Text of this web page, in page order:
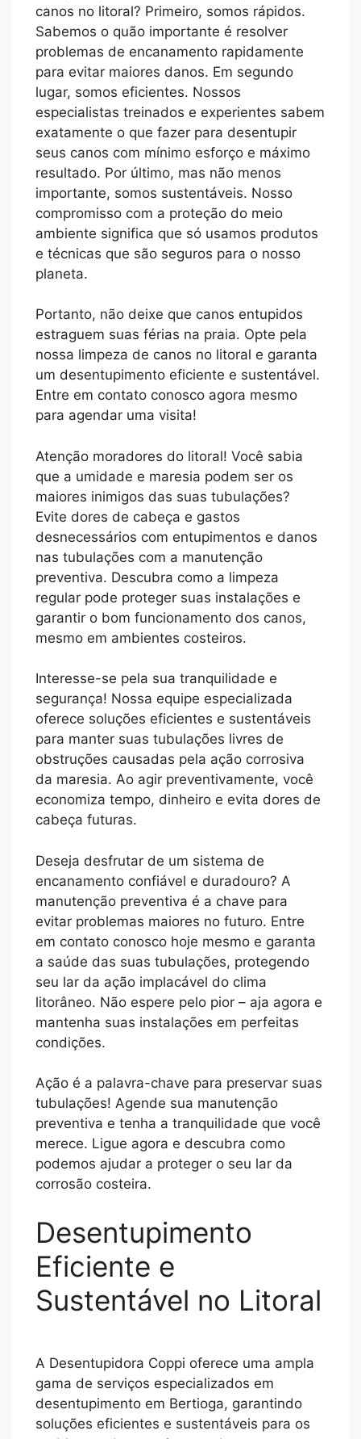
canos no litoral? Primeiro, somos rápidos.
Sabemos o quão importante é resolver
problemas de encanamento rapidamente
para evitar maiores danos. Em segundo
lugar, somos eficientes. Nossos
especialistas treinados e experientes sabem
exatamente o que fazer para desentupir
seus canos com mínimo esforço e máximo
resultado. Por último, mas não menos
importante, somos sustentáveis. Nosso
compromisso com a proteção do meio
ambiente significa que só usamos produtos
e técnicas que são seguros para o nosso
planeta.
Portanto, não deixe que canos entupidos
estraguem suas férias na praia. Opte pela
nossa limpeza de canos no litoral e garanta
um desentupimento eficiente e sustentável.
Entre em contato conosco agora mesmo
para agendar uma visita!
Atenção moradores do litoral! Você sabia
que a umidade e maresia podem ser os
maiores inimigos das suas tubulações?
Evite dores de cabeça e gastos
desnecessários com entupimentos e danos
nas tubulações com a manutenção
preventiva. Descubra como a limpeza
regular pode proteger suas instalações e
garantir o bom funcionamento dos canos,
mesmo em ambientes costeiros.
Interesse-se pela sua tranquilidade e
segurança! Nossa equipe especializada
oferece soluções eficientes e sustentáveis
para manter suas tubulações livres de
obstruções causadas pela ação corrosiva
da maresia. Ao agir preventivamente, você
economiza tempo, dinheiro e evita dores de
cabeça futuras.
Deseja desfrutar de um sistema de
encanamento confiável e duradouro? A
manutenção preventiva é a chave para
evitar problemas maiores no futuro. Entre
em contato conosco hoje mesmo e garanta
a saúde das suas tubulações, protegendo
seu lar da ação implacável do clima
litorâneo. Não espere pelo pior – aja agora e
mantenha suas instalações em perfeitas
condições.
Ação é a palavra-chave para preservar suas
tubulações! Agende sua manutenção
preventiva e tenha a tranquilidade que você
merece. Ligue agora e descubra como
podemos ajudar a proteger o seu lar da
corrosão costeira.
Desentupimento
Eficiente e
Sustentável no Litoral
A Desentupidora Coppi oferece uma ampla
gama de serviços especializados em
desentupimento em Bertioga, garantindo
soluções eficientes e sustentáveis para os